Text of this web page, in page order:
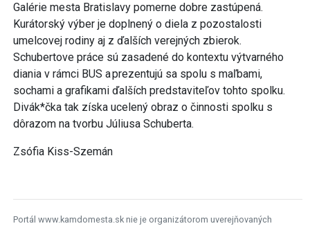
Galérie mesta Bratislavy pomerne dobre zastúpená.
Kurátorský výber je doplnený o diela z pozostalosti
umelcovej rodiny aj z ďalších verejných zbierok.
Schubertove práce sú zasadené do kontextu výtvarného
diania v rámci BUS a prezentujú sa spolu s maľbami,
sochami a grafikami ďalších predstaviteľov tohto spolku.
Divák*čka tak získa ucelený obraz o činnosti spolku s
dôrazom na tvorbu Júliusa Schuberta.
Zsófia Kiss-Szemán
Portál www.kamdomesta.sk nie je organizátorom uverejňovaných